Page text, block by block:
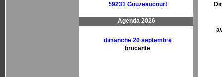
59231 Gouzeaucourt
Agenda 2026
dimanche 20 septembre
brocante